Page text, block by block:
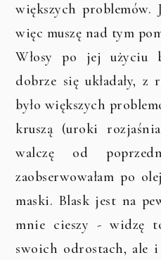
większych problemów.
więc muszę nad tym
Włosy po jej użyciu
dobrze się układały, z
było większych
kruszą (uroki
walczę od
zaobserwowałam po
maski. Blask jest na
mnie cieszy - widzę
swoich odrostach, ale